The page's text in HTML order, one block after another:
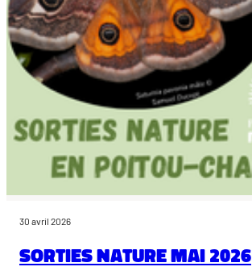
30 avril 2026
Sorties nature mai 2026